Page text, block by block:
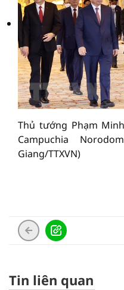
Thủ tướng Phạm
Campuchia
Giang/TTXVN)
Tin liên quan